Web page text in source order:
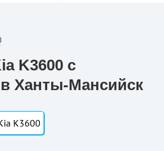
K3600 с
Ханты-Мансийск
K3600